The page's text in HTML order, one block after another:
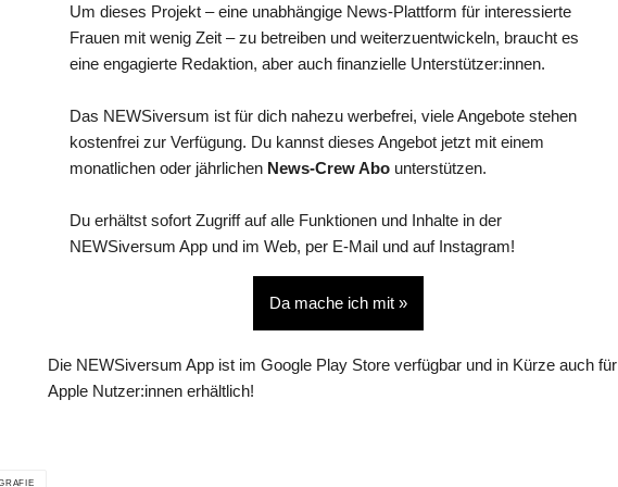
Um dieses Projekt – eine unabhängige News-Plattform für interessierte
Frauen mit wenig Zeit – zu betreiben und weiterzuentwickeln, braucht es
eine engagierte Redaktion, aber auch finanzielle Unterstützer:innen.
Das NEWSiversum ist für dich nahezu werbefrei, viele Angebote stehen
kostenfrei zur Verfügung. Du kannst dieses Angebot jetzt mit einem
monatlichen oder jährlichen News-Crew Abo unterstützen.
Du erhältst sofort Zugriff auf alle Funktionen und Inhalte in der
NEWSiversum App und im Web, per E-Mail und auf Instagram!
Da mache ich mit »
Die NEWSiversum App ist im Google Play Store verfügbar und in Kürze auch für
Apple Nutzer:innen erhältlich!